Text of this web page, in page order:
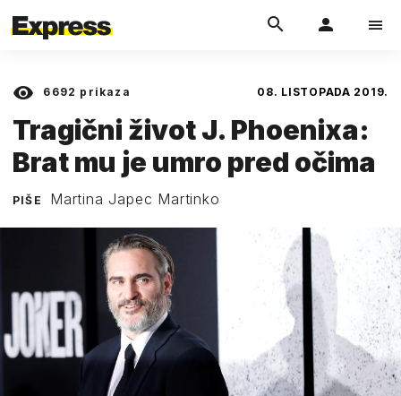
6692 prikaza 08. LISTOPADA 2019.
Tragični život J. Phoenixa:
Brat mu je umro pred očima
PIŠE Martina Japec Martinko